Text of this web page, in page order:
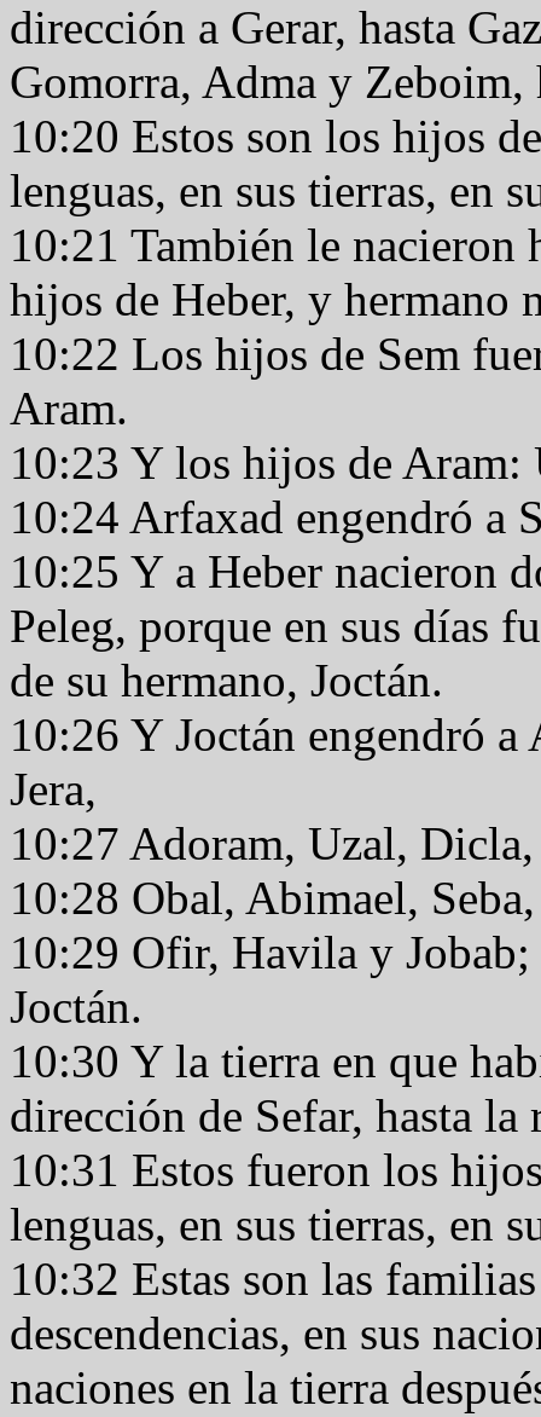
dirección a Gerar, hasta
Gomorra, Adma y Zeboim,
10:20 Estos son los hijos
lenguas, en sus tierras, en
10:21 También le nacieron
hijos de Heber, y hermano
10:22 Los hijos de Sem
Aram.
10:23 Y los hijos de
10:24 Arfaxad engendró a
10:25 Y a Heber nacieron
Peleg, porque en sus días
de su hermano, Joctán.
10:26 Y Joctán engendró
Jera,
10:27 Adoram, Uzal,
10:28 Obal, Abimael,
10:29 Ofir, Havila y
Joctán.
10:30 Y la tierra en que
dirección de Sefar, hasta
10:31 Estos fueron los
lenguas, en sus tierras, en
10:32 Estas son las
descendencias, en sus
naciones en la tierra